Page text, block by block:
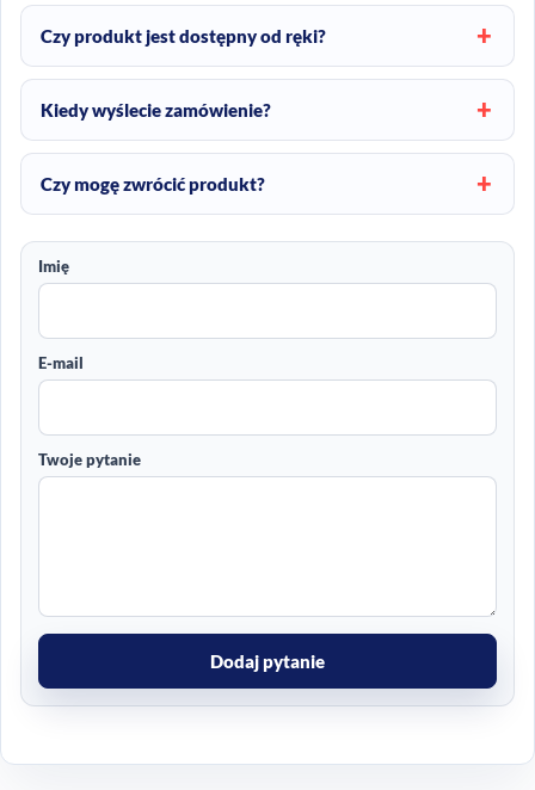
Czy produkt jest dostępny od ręki?
Kiedy wyślecie zamówienie?
Czy mogę zwrócić produkt?
Imię
E-mail
Twoje pytanie
Dodaj pytanie